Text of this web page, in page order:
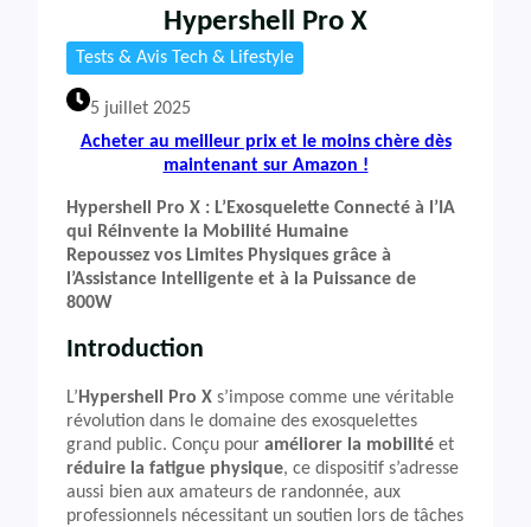
Hypershell Pro X
Tests & Avis Tech & Lifestyle
5 juillet 2025
Acheter au meilleur prix et le moins chère dès
maintenant sur Amazon !
Hypershell Pro X : L’Exosquelette Connecté à l’IA
qui Réinvente la Mobilité Humaine
Repoussez vos Limites Physiques grâce à
l’Assistance Intelligente et à la Puissance de
800W
Introduction
L’ Hypershell Pro X s’impose comme une véritable
révolution dans le domaine des exosquelettes
grand public. Conçu pour améliorer la mobilité et
réduire la fatigue physique, ce dispositif s’adresse
aussi bien aux amateurs de randonnée, aux
professionnels nécessitant un soutien lors de tâches